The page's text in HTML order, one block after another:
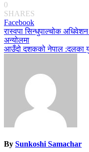
0
SHARES
Facebook
Post
navigation
रास्वपा सिन्धुपाल्चोक
अन्योलमा
आउँदो दशकको नेपाल :दलका
By Sunkoshi Samachar